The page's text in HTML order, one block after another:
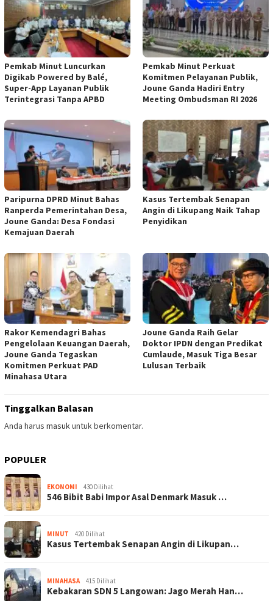
Pemkab Minut Luncurkan
Digikab Powered by Balé,
Super-App Layanan Publik
Terintegrasi Tanpa APBD
Pemkab Minut Perkuat
Komitmen Pelayanan Publik,
Joune Ganda Hadiri Entry
Meeting Ombudsman RI 2026
Paripurna DPRD Minut Bahas
Ranperda Pemerintahan Desa,
Joune Ganda: Desa Fondasi
Kemajuan Daerah
Kasus Tertembak Senapan
Angin di Likupang Naik Tahap
Penyidikan
Rakor Kemendagri Bahas
Pengelolaan Keuangan Daerah,
Joune Ganda Tegaskan
Komitmen Perkuat PAD
Minahasa Utara
Joune Ganda Raih Gelar
Doktor IPDN dengan Predikat
Cumlaude, Masuk Tiga Besar
Lulusan Terbaik
Tinggalkan Balasan
Anda harus masukuntuk berkomentar.
POPULER
EKONOMI 430 Dilihat
546 Bibit Babi Impor Asal Denmark Masuk …
MINUT 420 Dilihat
Kasus Tertembak Senapan Angin di Likupan…
MINAHASA 415 Dilihat
Kebakaran SDN 5 Langowan: Jago Merah Han…